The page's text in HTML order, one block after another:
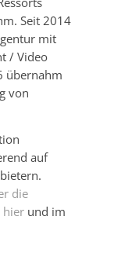
Seit 2014
mit
/ Video
übernahm
von
auf
die
hierund im